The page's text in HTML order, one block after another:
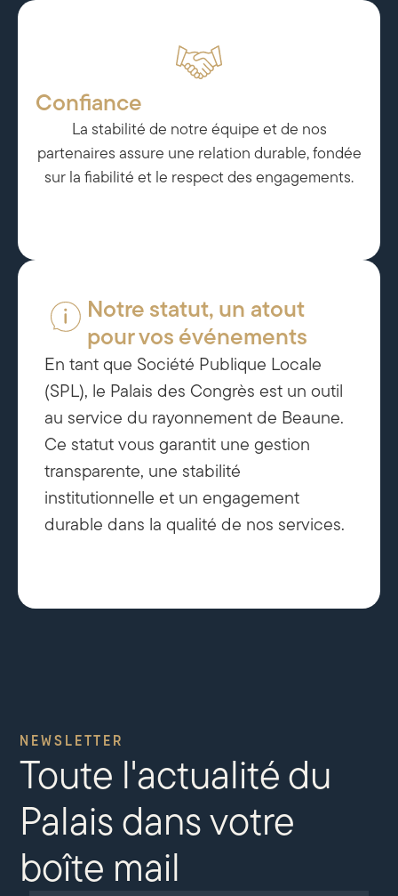
Confiance
La stabilité de notre équipe et de nos
partenaires assure une relation durable, fondée
sur la fiabilité et le respect des engagements.
Notre statut, un atout
pour vos événements
En tant que Société Publique Locale
(SPL), le Palais des Congrès est un outil
au service du rayonnement de Beaune.
Ce statut vous garantit une gestion
transparente, une stabilité
institutionnelle et un engagement
durable dans la qualité de nos services.
NEWSLETTER
Toute l'actualité du
Palais dans votre
boîte mail